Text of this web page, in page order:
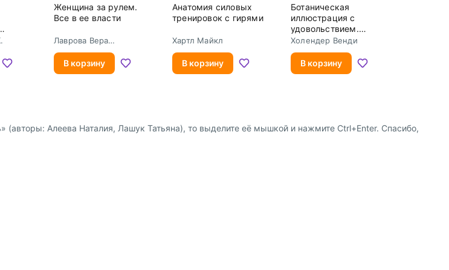
Женщина за рулем.
Все в ее власти
Лаврова Вера
В корзину
Анатомия силовых
тренировок с гирями
Хартл Майкл
В корзину
Ботаническая
иллюстрация с
удовольствием.
Пошаговое
руководство по
изображению цветов,
листьев
Холендер Венди
В корзину
(авторы: Алеева Наталия, Лашук Татьяна), то выделите её мышкой и нажмите Ctrl+Enter. Спасибо,